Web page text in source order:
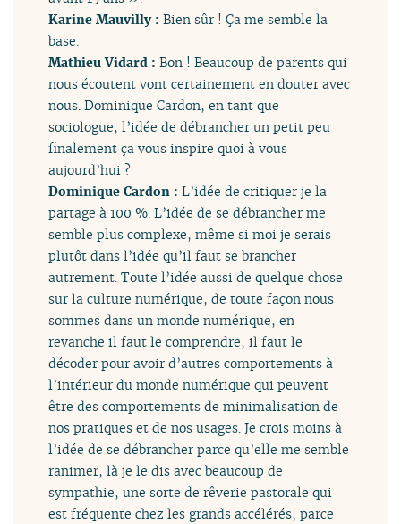
Karine Mauvilly :Bien sûr ! Ça me semble la
base.
Mathieu Vidard :Bon ! Beaucoup de parents qui
nous écoutent vont certainement en douter avec
nous. Dominique Cardon, en tant que
sociologue, l’idée de débrancher un petit peu
finalement ça vous inspire quoi à vous
aujourd’hui ?
Dominique Cardon :L’idée de critiquer je la
partage à 100 %. L’idée de se débrancher me
semble plus complexe, même si moi je serais
plutôt dans l’idée qu’il faut se brancher
autrement. Toute l’idée aussi de quelque chose
sur la culture numérique, de toute façon nous
sommes dans un monde numérique, en
revanche il faut le comprendre, il faut le
décoder pour avoir d’autres comportements à
l’intérieur du monde numérique qui peuvent
être des comportements de minimalisation de
nos pratiques et de nos usages. Je crois moins à
l’idée de se débrancher parce qu’elle me semble
ranimer, là je le dis avec beaucoup de
sympathie, une sorte de rêverie pastorale qui
est fréquente chez les grands accélérés, parce